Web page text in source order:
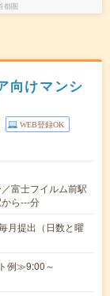
都圏
向けマンシ
WEB登録OK
富士フイルム前駅
ら---分
月提出（日数と曜
例≫9:00～